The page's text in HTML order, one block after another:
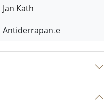
Jan Kath
Antiderrapante